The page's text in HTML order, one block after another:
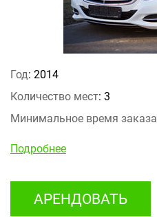
Год: 2014
Количество мест: 3
Минимальное время заказа
Подробнее
АРЕНДОВАТЬ